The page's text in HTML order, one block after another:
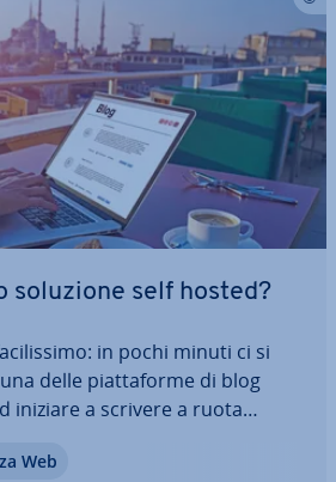
soluzione self hosted?
in pochi minuti ci si
delle piat­ta­for­me di blog
iniziare a scrivere a ruota
poter anche gua­da­gna­re
Web